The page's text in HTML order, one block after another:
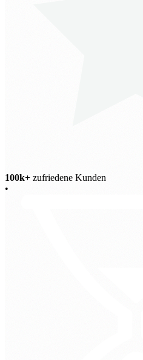
100k+ zufriedene Kunden
•